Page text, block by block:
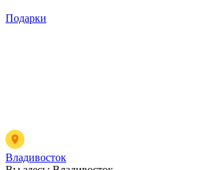
Подарки
Владивосток